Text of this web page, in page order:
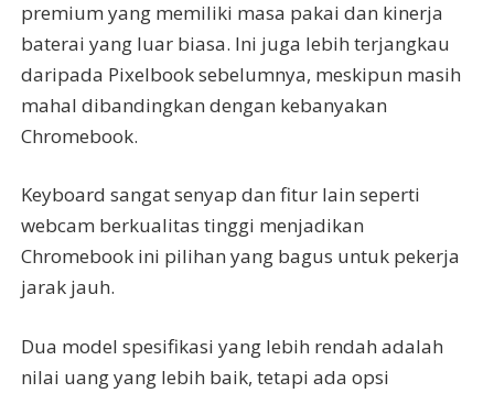
premium yang memiliki masa pakai dan kinerja
baterai yang luar biasa. Ini juga lebih terjangkau
daripada Pixelbook sebelumnya, meskipun masih
mahal dibandingkan dengan kebanyakan
Chromebook.
Keyboard sangat senyap dan fitur lain seperti
webcam berkualitas tinggi menjadikan
Chromebook ini pilihan yang bagus untuk pekerja
jarak jauh.
Dua model spesifikasi yang lebih rendah adalah
nilai uang yang lebih baik, tetapi ada opsi